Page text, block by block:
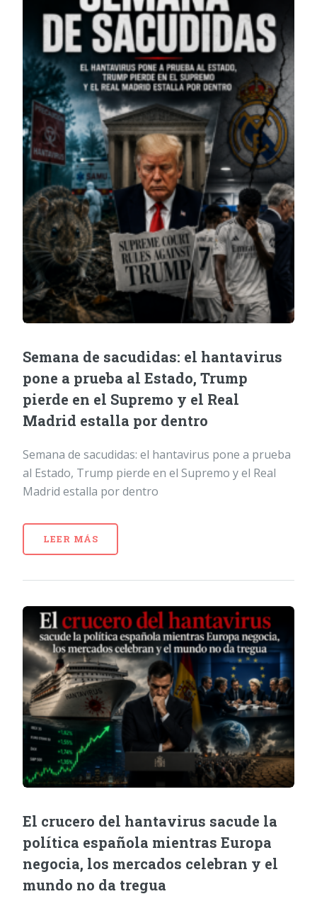
Semana de sacudidas: el hantavirus
pone a prueba al Estado, Trump
pierde en el Supremo y el Real
Madrid estalla por dentro
Semana de sacudidas: el hantavirus pone a prueba
al Estado, Trump pierde en el Supremo y el Real
Madrid estalla por dentro
LEER MÁS
El crucero del hantavirus sacude la
política española mientras Europa
negocia, los mercados celebran y el
mundo no da tregua